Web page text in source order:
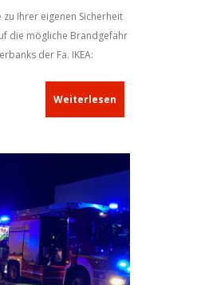
zu Ihrer eigenen Sicherheit
die mögliche Brandgefahr
der Fa. IKEA:
Weiterlesen